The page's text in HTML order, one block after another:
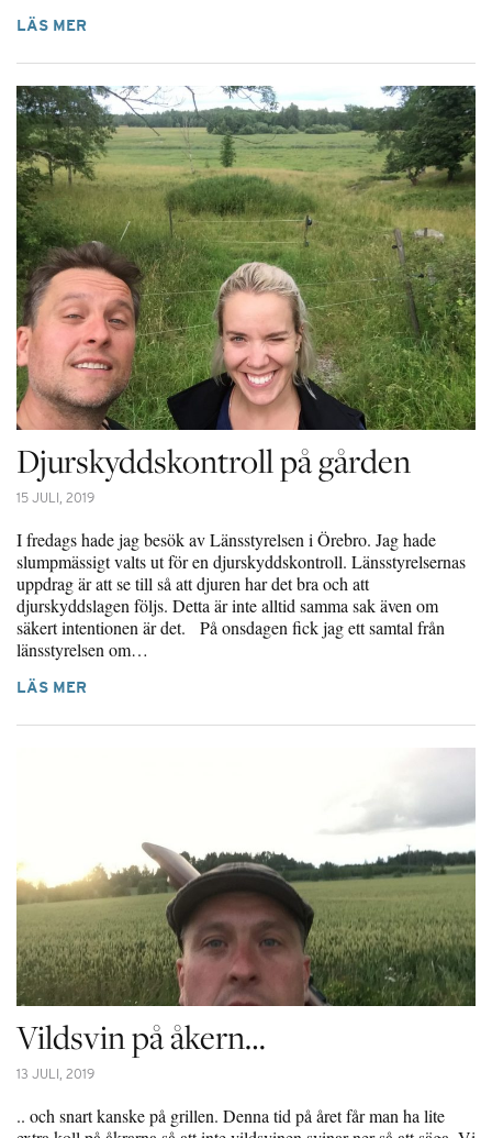
LÄS MER
Djurskyddskontroll på gården
15 JULI, 2019
I fredags hade jag besök av Länsstyrelsen i Örebro. Jag hade
slumpmässigt valts ut för en djurskyddskontroll. Länsstyrelsernas
uppdrag är att se till så att djuren har det bra och att
djurskyddslagen följs. Detta är inte alltid samma sak även om
säkert intentionen är det. På onsdagen fick jag ett samtal från
länsstyrelsen om…
LÄS MER
Vildsvin på åkern…
13 JULI, 2019
.. och snart kanske på grillen. Denna tid på året får man ha lite